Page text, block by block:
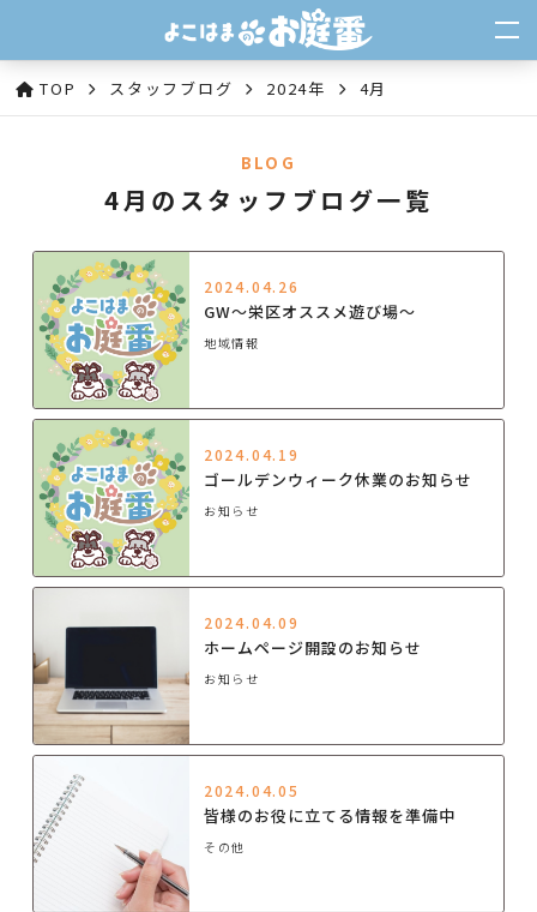
TOP スタッフブログ 2024年 4月
BLOG
4月のスタッフブログ一覧
2024.04.26
GW～栄区オススメ遊び場～
地域情報
2024.04.19
ゴールデンウィーク休業のお知らせ
お知らせ
2024.04.09
ホームページ開設のお知らせ
お知らせ
2024.04.05
皆様のお役に立てる情報を準備中
その他